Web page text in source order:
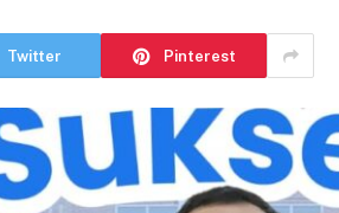
Twitter Pinterest